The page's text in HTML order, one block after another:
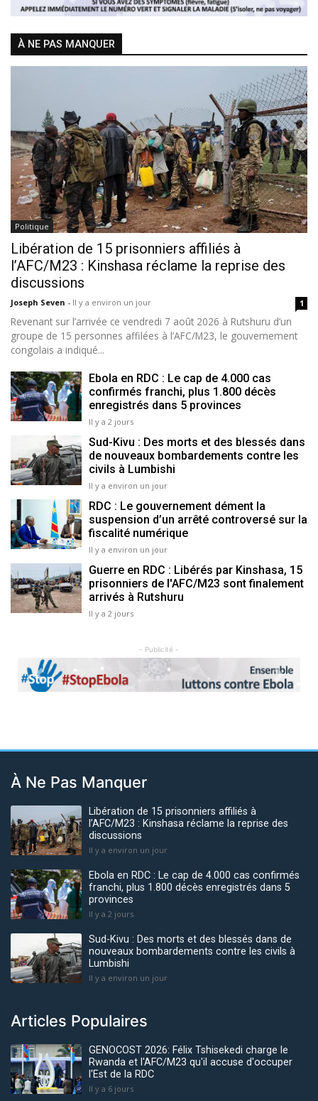
À NE PAS MANQUER
Politique
Libération de 15 prisonniers affiliés à
l’AFC/M23 : Kinshasa réclame la reprise des
discussions
Joseph Seven - Il y a environ un jour 1
Revenant sur l’arrivée ce vendredi 7 août 2026 à Rutshuru d’un
groupe de 15 personnes affilées à l’AFC/M23, le gouvernement
congolais a indiqué...
Ebola en RDC : Le cap de 4.000 cas
confirmés franchi, plus 1.800 décès
enregistrés dans 5 provinces
Il y a 2 jours
Sud-Kivu : Des morts et des blessés dans
de nouveaux bombardements contre les
civils à Lumbishi
Il y a environ un jour
RDC : Le gouvernement dément la
suspension d’un arrêté controversé sur la
fiscalité numérique
Il y a environ un jour
Guerre en RDC : Libérés par Kinshasa, 15
prisonniers de l'AFC/M23 sont finalement
arrivés à Rutshuru
Il y a 2 jours
- Publicité -
Previous Next
À Ne Pas Manquer
Libération de 15 prisonniers affiliés à
l’AFC/M23 : Kinshasa réclame la reprise des
discussions
Il y a environ un jour
Ebola en RDC : Le cap de 4.000 cas confirmés
franchi, plus 1.800 décès enregistrés dans 5
provinces
Il y a 2 jours
Sud-Kivu : Des morts et des blessés dans de
nouveaux bombardements contre les civils à
Lumbishi
Il y a environ un jour
Articles Populaires
GENOCOST 2026: Félix Tshisekedi charge le
Rwanda et l'AFC/M23 qu'il accuse d'occuper
l'Est de la RDC
Il y a 6 jours